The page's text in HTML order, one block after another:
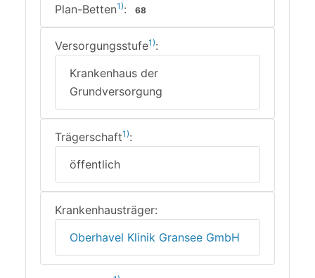
Plan-Betten1): 68
Versorgungsstufe1):
Krankenhaus der
Grundversorgung
Trägerschaft1):
öffentlich
Krankenhausträger:
Oberhavel Klinik Gransee GmbH